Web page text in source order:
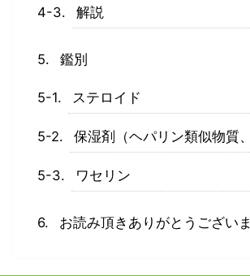
解説
鑑別
ステロイド
保湿剤（ヘパリン類似物質
ワセリン
お読み頂きありがとうございま